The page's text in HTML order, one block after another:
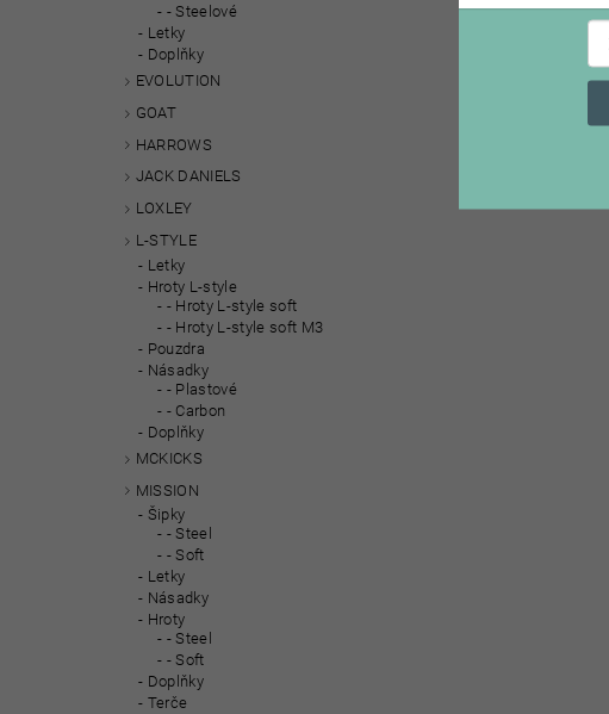
- Steelové
Letky
Doplňky
EVOLUTION
GOAT
HARROWS
JACK DANIELS
LOXLEY
L-STYLE
Letky
Hroty L-style
- Hroty L-style soft
- Hroty L-style soft M3
Pouzdra
Násadky
- Plastové
- Carbon
Doplňky
MCKICKS
MISSION
Šipky
- Steel
- Soft
Letky
Násadky
Hroty
- Steel
- Soft
Doplňky
Terče